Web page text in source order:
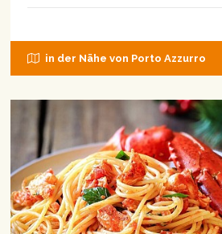
in der Nähe von Porto Azzurro